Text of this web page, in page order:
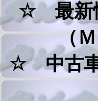
☆ 最新
（
☆ 中古車